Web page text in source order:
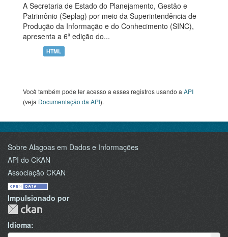
A Secretaria de Estado do Planejamento, Gestão e
Patrimônio (Seplag) por meio da Superintendência de
Produção da Informação e do Conhecimento (SINC),
apresenta a 6ª edição do...
HTML
Você também pode ter acesso a esses registros usando a API
(veja Documentação da API).
Sobre Alagoas em Dados e Informações
API do CKAN
Associação CKAN
Impulsionado por
Idioma